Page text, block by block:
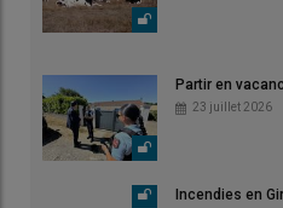
Partir en
23 juillet 2026
Incendies en